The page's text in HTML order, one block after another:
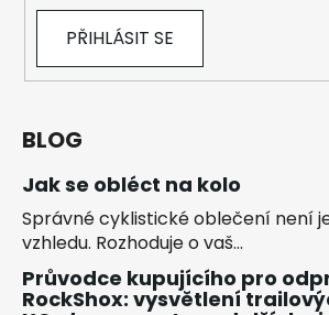
PŘIHLÁSIT SE
BLOG
Jak se obléct na kolo
Správné cyklistické oblečení není
vzhledu. Rozhoduje o vaš...
Průvodce kupujícího pro
RockShox: vysvětlení